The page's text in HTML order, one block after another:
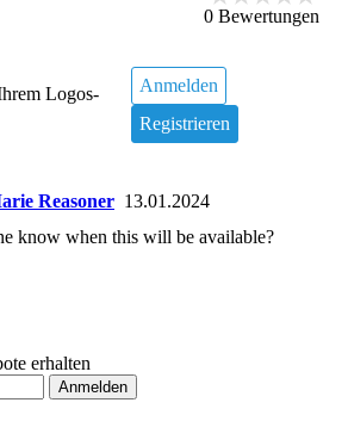
0 Bewertungen
Logos-
Anmelden
Registrieren
Reasoner 13.01.2024
erhalten
Anmelden